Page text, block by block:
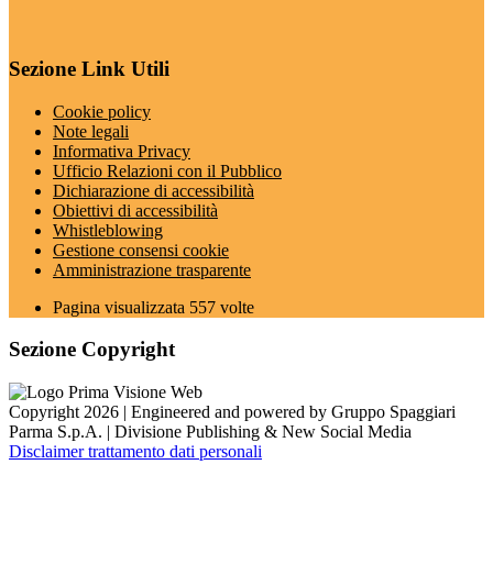
Sezione Link Utili
Cookie policy
Note legali
Informativa Privacy
Ufficio Relazioni con il Pubblico
Dichiarazione di accessibilità
Obiettivi di accessibilità
Whistleblowing
Gestione consensi cookie
Amministrazione trasparente
Pagina visualizzata 557 volte
Sezione Copyright
Copyright 2026 | Engineered and powered by Gruppo Spaggiari
Parma S.p.A. | Divisione Publishing & New Social Media
Disclaimer trattamento dati personali